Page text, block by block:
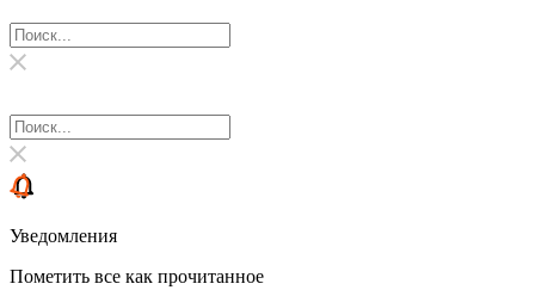
Уведомления
Пометить все как прочитанное